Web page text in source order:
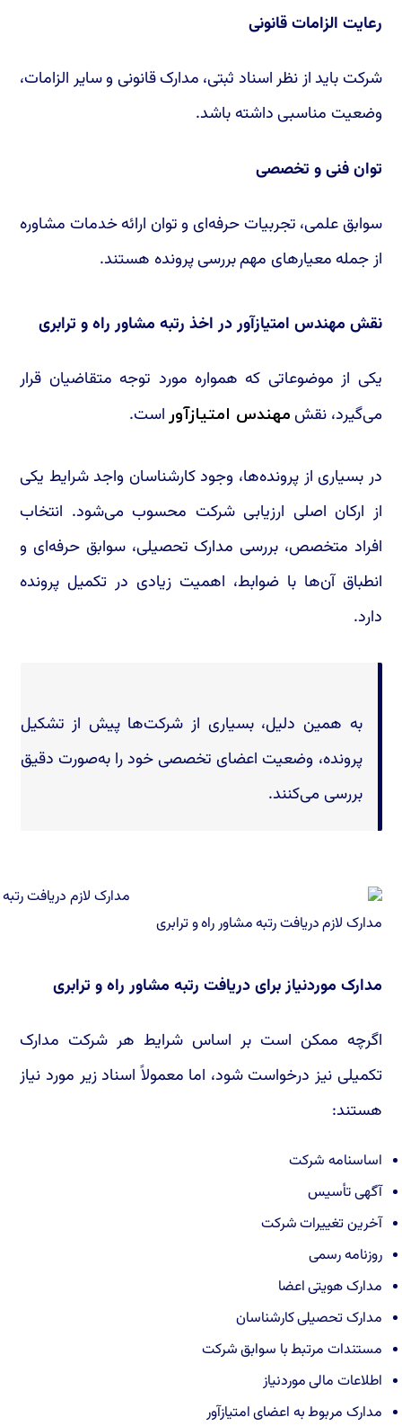
رعایت الزامات قانونی
شرکت باید از نظر اسناد ثبتی، مدارک قانونی و سایر الزامات،
وضعیت مناسبی داشته باشد.
توان فنی و تخصصی
سوابق علمی، تجربیات حرفه‌ای و توان ارائه خدمات مشاوره
از جمله معیارهای مهم بررسی پرونده هستند.
نقش مهندس امتیازآور در اخذ رتبه مشاور راه و ترابری
یکی از موضوعاتی که همواره مورد توجه متقاضیان قرار
می‌گیرد، نقش مهندس امتیازآوراست.
در بسیاری از پرونده‌ها، وجود کارشناسان واجد شرایط یکی
از ارکان اصلی ارزیابی شرکت محسوب می‌شود. انتخاب
افراد متخصص، بررسی مدارک تحصیلی، سوابق حرفه‌ای و
انطباق آن‌ها با ضوابط، اهمیت زیادی در تکمیل پرونده
دارد.
به همین دلیل، بسیاری از شرکت‌ها پیش از تشکیل
پرونده، وضعیت اعضای تخصصی خود را به‌صورت دقیق
بررسی می‌کنند.
مدارک لازم دریافت رتبه مشاور راه و ترابری
مدارک موردنیاز برای دریافت رتبه مشاور راه و ترابری
اگرچه ممکن است بر اساس شرایط هر شرکت مدارک
تکمیلی نیز درخواست شود، اما معمولاً اسناد زیر مورد نیاز
هستند:
اساسنامه شرکت
آگهی تأسیس
آخرین تغییرات شرکت
روزنامه رسمی
مدارک هویتی اعضا
مدارک تحصیلی کارشناسان
مستندات مرتبط با سوابق شرکت
اطلاعات مالی موردنیاز
مدارک مربوط به اعضای امتیازآور